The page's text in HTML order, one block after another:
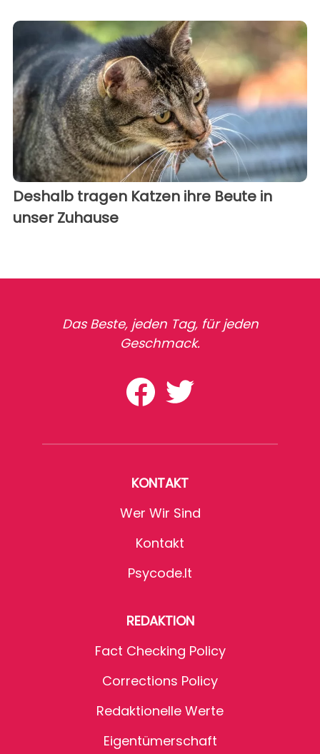
Deshalb tragen Katzen ihre Beute in
unser Zuhause
Das Beste, jeden Tag, für jeden
Geschmack.
KONTAKT
Wer Wir Sind
Kontakt
Psycode.it
REDAKTION
Fact Checking Policy
Corrections Policy
Redaktionelle Werte
Eigentümerschaft